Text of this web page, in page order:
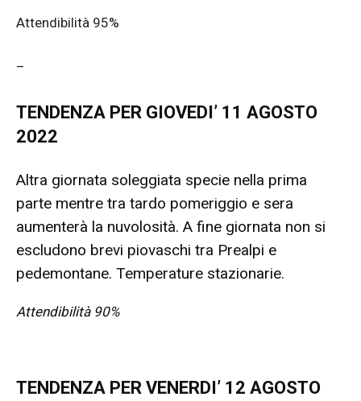
Attendibilità 95%
–
TENDENZA PER GIOVEDI’ 11 AGOSTO
2022
Altra giornata soleggiata specie nella prima
parte mentre tra tardo pomeriggio e sera
aumenterà la nuvolosità. A fine giornata non si
escludono brevi piovaschi tra Prealpi e
pedemontane. Temperature stazionarie.
Attendibilità 90%
TENDENZA PER VENERDI’ 12 AGOSTO